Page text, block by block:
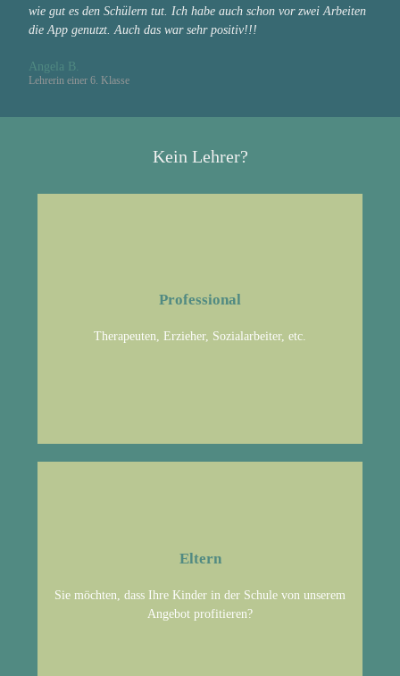
wie gut es den Schülern tut. Ich habe auch schon vor zwei Arbeiten
die App genutzt. Auch das war sehr positiv!!!
Angela B.
Lehrerin einer 6. Klasse
Kein Lehrer?
Professional
Therapeuten, Erzieher, Sozialarbeiter, etc.
beruflichen Umfeld einsetzten? Schreiben Sie uns eine Mail
Eltern
Sie möchten, dass Ihre Kinder in der Schule von unserem
Angebot profitieren?
sie von unserem Angebot.